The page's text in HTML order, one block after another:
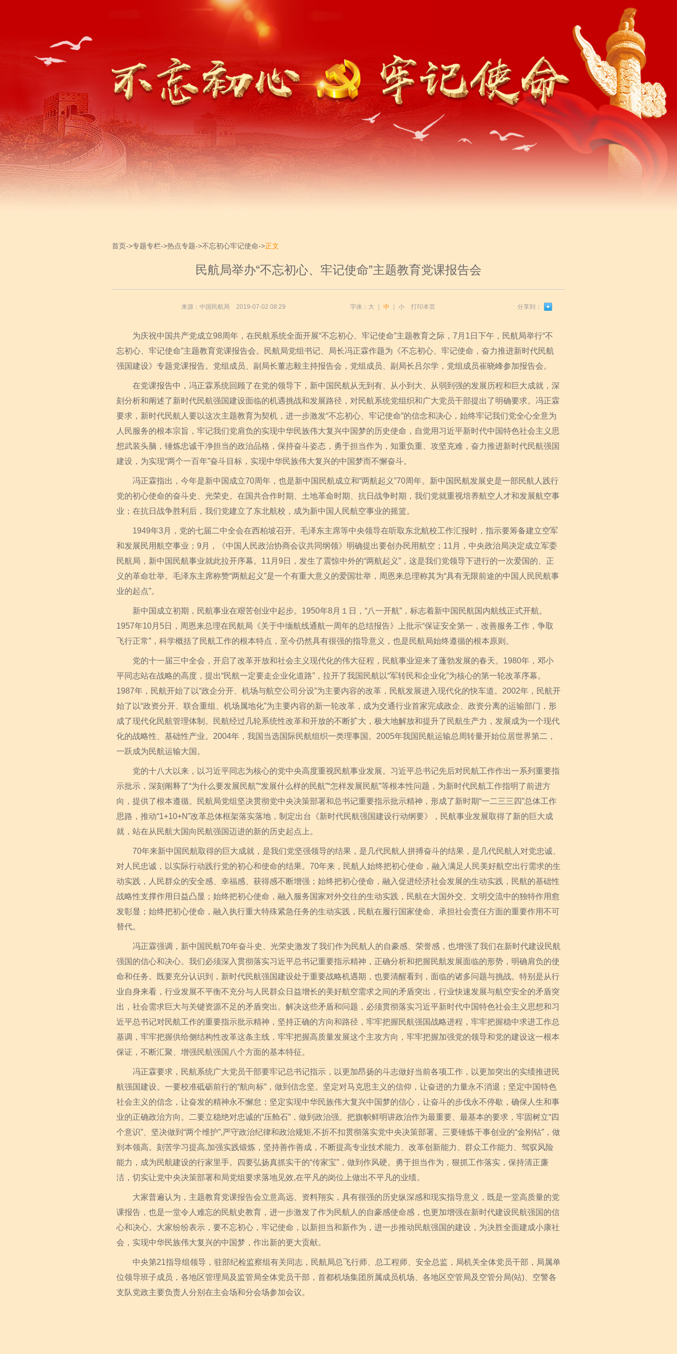
首页->专题专栏->热点专题->不忘初心牢记使命->正文
民航局举办“不忘初心、牢记使命”主题教育党课报告会
来源：中国民航局 2019-07-02 08:29 字体： 大 中 小 打印本页 分享到：
为庆祝中国共产党成立98周年，在民航系统全面开展“不忘初心、牢记使命”主题教育之际，7月1日下午，民航局举行“不
忘初心、牢记使命”主题教育党课报告会。民航局党组书记、局长冯正霖作题为《不忘初心、牢记使命，奋力推进新时代民航
强国建设》专题党课报告。党组成员、副局长董志毅主持报告会，党组成员、副局长吕尔学，党组成员崔晓峰参加报告会。
在党课报告中，冯正霖系统回顾了在党的领导下，新中国民航从无到有、从小到大、从弱到强的发展历程和巨大成就，深
刻分析和阐述了新时代民航强国建设面临的机遇挑战和发展路径，对民航系统党组织和广大党员干部提出了明确要求。冯正霖
要求，新时代民航人要以这次主题教育为契机，进一步激发“不忘初心、牢记使命”的信念和决心，始终牢记我们党全心全意为
人民服务的根本宗旨，牢记我们党肩负的实现中华民族伟大复兴中国梦的历史使命，自觉用习近平新时代中国特色社会主义思
想武装头脑，锤炼忠诚干净担当的政治品格，保持奋斗姿态，勇于担当作为，知重负重、攻坚克难，奋力推进新时代民航强国
建设，为实现“两个一百年”奋斗目标，实现中华民族伟大复兴的中国梦而不懈奋斗。
冯正霖指出，今年是新中国成立70周年，也是新中国民航成立和“两航起义”70周年。新中国民航发展史是一部民航人践行
党的初心使命的奋斗史、光荣史。在国共合作时期、土地革命时期、抗日战争时期，我们党就重视培养航空人才和发展航空事
业；在抗日战争胜利后，我们党建立了东北航校，成为新中国人民航空事业的摇篮。
1949年3月，党的七届二中全会在西柏坡召开。毛泽东主席等中央领导在听取东北航校工作汇报时，指示要筹备建立空军
和发展民用航空事业；9月，《中国人民政治协商会议共同纲领》明确提出要创办民用航空；11月，中央政治局决定成立军委
民航局，新中国民航事业就此拉开序幕。11月9日，发生了震惊中外的“两航起义”，这是我们党领导下进行的一次爱国的、正
义的革命壮举。毛泽东主席称赞“两航起义”是一个有重大意义的爱国壮举，周恩来总理称其为“具有无限前途的中国人民民航事
业的起点”。
新中国成立初期，民航事业在艰苦创业中起步。1950年8月１日，“八一开航”，标志着新中国民航国内航线正式开航。
1957年10月5日，周恩来总理在民航局《关于中缅航线通航一周年的总结报告》上批示“保证安全第一，改善服务工作，争取
飞行正常”，科学概括了民航工作的根本特点，至今仍然具有很强的指导意义，也是民航局始终遵循的根本原则。
党的十一届三中全会，开启了改革开放和社会主义现代化的伟大征程，民航事业迎来了蓬勃发展的春天。1980年，邓小
平同志站在战略的高度，提出“民航一定要走企业化道路”，拉开了我国民航以“军转民和企业化”为核心的第一轮改革序幕。
1987年，民航开始了以“政企分开、机场与航空公司分设”为主要内容的改革，民航发展进入现代化的快车道。2002年，民航开
始了以“政资分开、联合重组、机场属地化”为主要内容的新一轮改革，成为交通行业首家完成政企、政资分离的运输部门，形
成了现代化民航管理体制。民航经过几轮系统性改革和开放的不断扩大，极大地解放和提升了民航生产力，发展成为一个现代
化的战略性、基础性产业。2004年，我国当选国际民航组织一类理事国。2005年我国民航运输总周转量开始位居世界第二，
一跃成为民航运输大国。
党的十八大以来，以习近平同志为核心的党中央高度重视民航事业发展。习近平总书记先后对民航工作作出一系列重要指
示批示，深刻阐释了“为什么要发展民航”“发展什么样的民航”“怎样发展民航”等根本性问题，为新时代民航工作指明了前进方
向，提供了根本遵循。民航局党组坚决贯彻党中央决策部署和总书记重要指示批示精神，形成了新时期“一二三三四”总体工作
思路，推动“1+10+N”改革总体框架落实落地，制定出台《新时代民航强国建设行动纲要》，民航事业发展取得了新的巨大成
就，站在从民航大国向民航强国迈进的新的历史起点上。
70年来新中国民航取得的巨大成就，是我们党坚强领导的结果，是几代民航人拼搏奋斗的结果，是几代民航人对党忠诚、
对人民忠诚，以实际行动践行党的初心和使命的结果。70年来，民航人始终把初心使命，融入满足人民美好航空出行需求的生
动实践，人民群众的安全感、幸福感、获得感不断增强；始终把初心使命，融入促进经济社会发展的生动实践，民航的基础性
战略性支撑作用日益凸显；始终把初心使命，融入服务国家对外交往的生动实践，民航在大国外交、文明交流中的独特作用愈
发彰显；始终把初心使命，融入执行重大特殊紧急任务的生动实践，民航在履行国家使命、承担社会责任方面的重要作用不可
替代。
冯正霖强调，新中国民航70年奋斗史、光荣史激发了我们作为民航人的自豪感、荣誉感，也增强了我们在新时代建设民航
强国的信心和决心。我们必须深入贯彻落实习近平总书记重要指示精神，正确分析和把握民航发展面临的形势，明确肩负的使
命和任务。既要充分认识到，新时代民航强国建设处于重要战略机遇期，也要清醒看到，面临的诸多问题与挑战。特别是从行
业自身来看，行业发展不平衡不充分与人民群众日益增长的美好航空需求之间的矛盾突出，行业快速发展与航空安全的矛盾突
出，社会需求巨大与关键资源不足的矛盾突出。解决这些矛盾和问题，必须贯彻落实习近平新时代中国特色社会主义思想和习
近平总书记对民航工作的重要指示批示精神，坚持正确的方向和路径，牢牢把握民航强国战略进程，牢牢把握稳中求进工作总
基调，牢牢把握供给侧结构性改革这条主线，牢牢把握高质量发展这个主攻方向，牢牢把握加强党的领导和党的建设这一根本
保证，不断汇聚、增强民航强国八个方面的基本特征。
冯正霖要求，民航系统广大党员干部要牢记总书记指示，以更加昂扬的斗志做好当前各项工作，以更加突出的实绩推进民
航强国建设。一要校准砥砺前行的“航向标”，做到信念坚。坚定对马克思主义的信仰，让奋进的力量永不消退；坚定中国特色
社会主义的信念，让奋发的精神永不懈怠；坚定实现中华民族伟大复兴中国梦的信心，让奋斗的步伐永不停歇，确保人生和事
业的正确政治方向。二要立稳绝对忠诚的“压舱石”，做到政治强。把旗帜鲜明讲政治作为最重要、最基本的要求，牢固树立“四
个意识”、坚决做到“两个维护”,严守政治纪律和政治规矩,不折不扣贯彻落实党中央决策部署。三要锤炼干事创业的“金刚钻”，做
到本领高。刻苦学习提高,加强实践锻炼，坚持善作善成，不断提高专业技术能力、改革创新能力、群众工作能力、驾驭风险
能力，成为民航建设的行家里手。四要弘扬真抓实干的“传家宝”，做到作风硬。勇于担当作为，狠抓工作落实，保持清正廉
洁，切实让党中央决策部署和局党组要求落地见效,在平凡的岗位上做出不平凡的业绩。
大家普遍认为，主题教育党课报告会立意高远、资料翔实，具有很强的历史纵深感和现实指导意义，既是一堂高质量的党
课报告，也是一堂令人难忘的民航史教育，进一步激发了作为民航人的自豪感使命感，也更加增强在新时代建设民航强国的信
心和决心。大家纷纷表示，要不忘初心，牢记使命，以新担当和新作为，进一步推动民航强国的建设，为决胜全面建成小康社
会，实现中华民族伟大复兴的中国梦，作出新的更大贡献。
中央第21指导组领导，驻部纪检监察组有关同志，民航局总飞行师、总工程师、安全总监，局机关全体党员干部，局属单
位领导班子成员，各地区管理局及监管局全体党员干部，首都机场集团所属成员机场、各地区空管局及空管分局(站)、空警各
支队党政主要负责人分别在主会场和分会场参加会议。